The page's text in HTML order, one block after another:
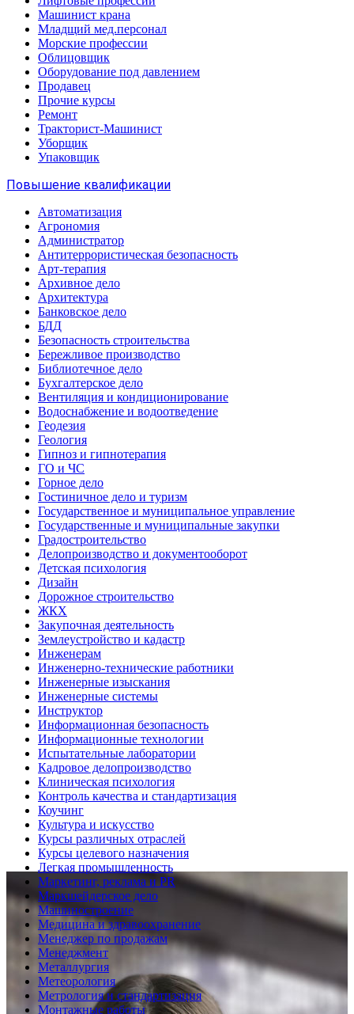
Машинист крана
Младщий мед.персонал
Морские профессии
Облицовщик
Оборудование под давлением
Продавец
Прочие курсы
Ремонт
Тракторист-Машинист
Уборщик
Упаковщик
Повышение квалификации
Автоматизация
Агрономия
Администратор
Антитеррористическая безопасность
Арт-терапия
Архивное дело
Архитектура
Банковское дело
БДД
Безопасность строительства
Бережливое производство
Библиотечное дело
Бухгалтерское дело
Вентиляция и кондиционирование
Водоснабжение и водоотведение
Геодезия
Геология
Гипноз и гипнотерапия
ГО и ЧС
Горное дело
Гостиничное дело и туризм
Государственное и муниципальное управление
Государственные и муниципальные закупки
Градостроительство
Делопроизводство и документооборот
Детская психология
Дизайн
Дорожное строительство
ЖКХ
Закупочная деятельность
Землеустройство и кадастр
Инженерам
Инженерно-технические работники
Инженерные изыскания
Инженерные системы
Инструктор
Информационная безопасность
Информационные технологии
Испытательные лаборатории
Кадровое делопроизводство
Клиническая психология
Контроль качества и стандартизация
Коучинг
Культура и искусство
Курсы различных отраслей
Курсы целевого назначения
Легкая промышленность
Маркетинг, реклама и PR
Маркшейдерское дело
Машиностроение
Медицина и здравоохранение
Менеджер по продажам
Менеджмент
Металлургия
Метеорология
Метрология и стандартизация
Монтажные работы